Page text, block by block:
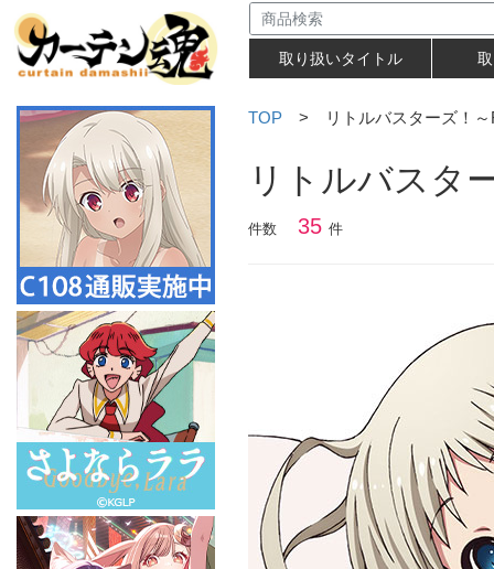
取り扱いタイトル
TOP > リトルバスターズ！～
リトルバスタ
件数 35 件